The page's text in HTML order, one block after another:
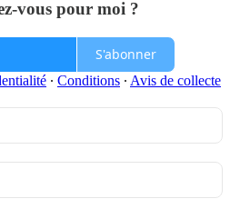
vous pour moi ?
S'abonner
∙ Conditions ∙ Avis de collecte